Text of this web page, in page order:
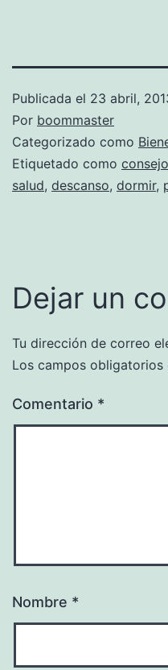
Publicada el 23 abril,
Por boommaster
Categorizado como
Etiquetado como
salud, descanso, dormir,
Dejar un
Tu dirección de correo
Los campos obligatorios
Comentario *
Nombre *